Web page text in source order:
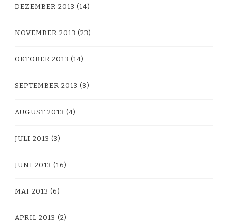
DEZEMBER 2013 (14)
NOVEMBER 2013 (23)
OKTOBER 2013 (14)
SEPTEMBER 2013 (8)
AUGUST 2013 (4)
JULI 2013 (3)
JUNI 2013 (16)
MAI 2013 (6)
APRIL 2013 (2)